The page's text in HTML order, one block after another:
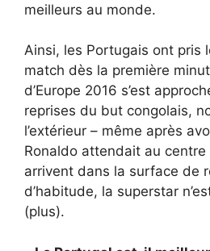
meilleurs au monde.
Ainsi, les Portugais ont pris
match dès la première
d’Europe 2016 s’est
reprises du but congolais,
l’extérieur – même après
Ronaldo attendait au
arrivent dans la surface de
d’habitude, la superstar
(plus).